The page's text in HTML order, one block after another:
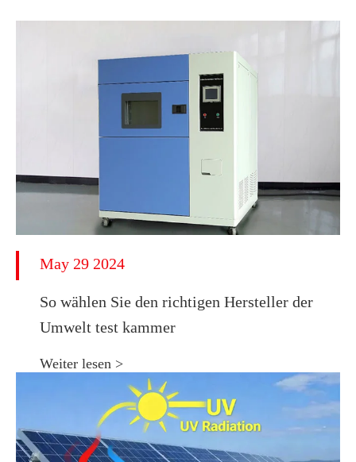
May 29 2024
So wählen Sie den richtigen Hersteller der
Umwelt test kammer
Weiter lesen >